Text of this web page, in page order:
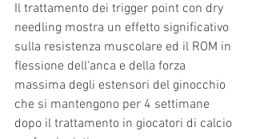
Il trattamento dei trigger point con dry
needling mostra un effetto significativo
sulla resistenza muscolare ed il ROM in
flessione dell'anca e della forza
massima degli estensori del ginocchio
che si mantengono per 4 settimane
dopo il trattamento in giocatori di calcio